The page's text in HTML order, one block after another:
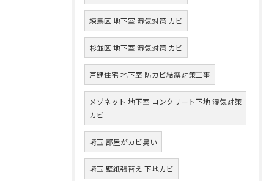
練馬区 地下室 湿気対策 カビ
杉並区 地下室 湿気対策 カビ
戸建住宅 地下室 防カビ結露対策工事
メゾネット 地下室 コンクリート下地 湿気対策
カビ
埼玉 部屋がカビ臭い
埼玉 壁紙張替え 下地カビ